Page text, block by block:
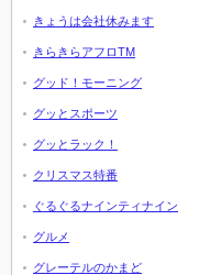
きょうは会社休みます
きらきらアフロTM
グッド！モーニング
グッとスポーツ
グッとラック！
クリスマス特番
ぐるぐるナインティナイン
グルメ
グレーテルのかまど